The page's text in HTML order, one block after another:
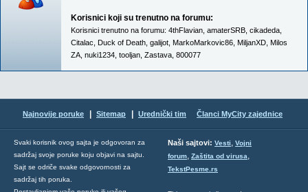
Korisnici koji su trenutno na forumu:
Korisnici trenutno na forumu: 4thFlavian amaterSRB cikadeda
Citalac Duck of Death galijot MarkoMarkovic86 MiljanXD Milos
ZA nuki1234 tooljan Zastava 800077
Najnovije poruke Sitemap Urednički tim Članci MyCity zajednice
Svaki korisnik ovog sajta je odgovoran za
sadržaj svoje poruke koju objavi na sajtu.
Sajt se odriče svake odgovornosti za
sadržaj tih poruka.
Naši sajtovi: Vesti, Vojni
forum, Zaštita od virusa,
TekstPesme.rs